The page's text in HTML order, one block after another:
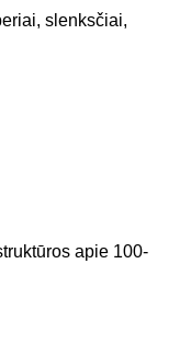
slenksčiai,
apie 100-